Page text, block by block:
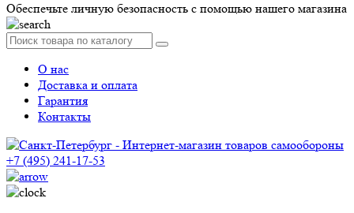
Обеспечьте личную безопасность с помощью нашего магазина
О нас
Доставка и оплата
Гарантия
Контакты
+7 (495) 241-17-53